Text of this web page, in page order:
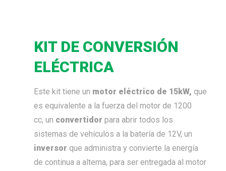
KIT DE CONVERSIÓN
ELÉCTRICA
Este kit tiene un motor eléctrico de 15kW, que
es equivalente a la fuerza del motor de 1200
cc, un convertidor para abrir todos los
sistemas de vehículos a la batería de 12V, un
inversor que administra y convierte la energía
de continua a alterna, para ser entregada al motor